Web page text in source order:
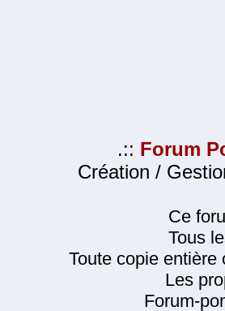
.:: Forum
Création /
Ce
Tous
Toute copie
Les
Forum-